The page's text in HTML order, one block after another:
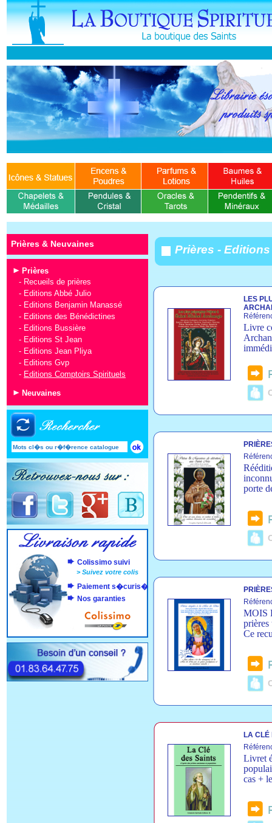
Prières & Neuvaines
Prières
- Recueils de prières
- Editions Abbé Julio
- Editions Benjamin Manassé
- Editions des Bénédictines
- Editions Bussière
- Editions St Jean
- Editions Jean Pliya
- Editions Gvp
- Editions Comptoirs Spirituels
Neuvaines
Colissimo suivi
>Suivez votre colis
Paiement s�curis�
Nos garanties
Prières -
LES
Livre
porte
MOIS
prières
Ce
LA CLÉ
Livret
cas +